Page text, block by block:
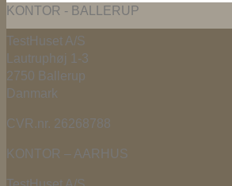
KONTOR - BALLERUP
TestHuset A/S
Lautruphøj 1-3
2750 Ballerup
Danmark
CVR.nr. 26268788
KONTOR – AARHUS